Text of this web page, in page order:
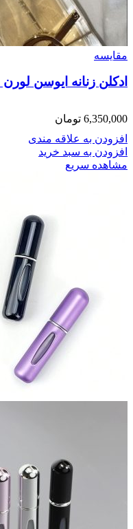
مقایسه
ادکلن زنانه ایوسن لورن
6,350,000 تومان
افزودن به علاقه مندی
افزودن به سبد خرید
مشاهده سریع